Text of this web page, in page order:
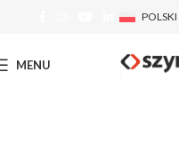
POLSKI
MENU